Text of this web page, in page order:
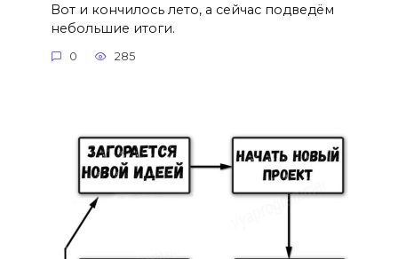
Вот и кончилось лето, а сейчас подведём
небольшие итоги.
0 285